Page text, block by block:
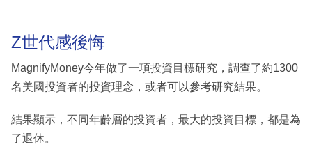
Z世代感後悔
MagnifyMoney今年做了一項投資目標研究，調查了約1300
名美國投資者的投資理念，或者可以參考研究結果。
結果顯示，不同年齡層的投資者，最大的投資目標，都是為
了退休。